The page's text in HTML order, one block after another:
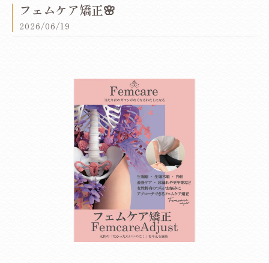
フェムケア矯正🌸
2026/06/19